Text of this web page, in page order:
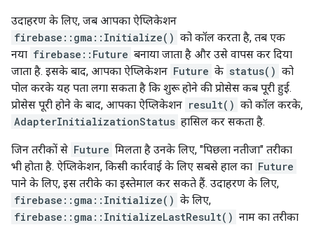
उदाहरण के लिए, जब आपका ऐप्लिकेशन
firebase::gma::Initialize() को कॉल करता है, तब एक
नया firebase::Future बनाया जाता है और उसे वापस कर दिया
जाता है. इसके बाद, आपका ऐप्लिकेशन Future के status() को
पोल करके यह पता लगा सकता है कि शुरू होने की प्रोसेस कब पूरी हुई.
प्रोसेस पूरी होने के बाद, आपका ऐप्लिकेशन result() को कॉल करके,
AdapterInitializationStatus हासिल कर सकता है.
जिन तरीकों से Future मिलता है उनके लिए, "पिछला नतीजा" तरीका
भी होता है. ऐप्लिकेशन, किसी कार्रवाई के लिए सबसे हाल का Future
पाने के लिए, इस तरीके का इस्तेमाल कर सकते हैं. उदाहरण के लिए,
firebase::gma::Initialize() के लिए,
firebase::gma::InitializeLastResult() नाम का तरीका